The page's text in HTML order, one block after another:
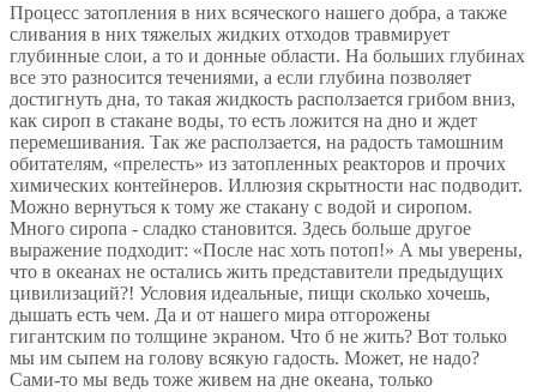
Процесс затопления в них всяческого нашего добра, а также
сливания в них тяжелых жидких отходов травмирует
глубинные слои, а то и донные области. На больших глубинах
все это разносится течениями, а если глубина позволяет
достигнуть дна, то такая жидкость расползается грибом вниз,
как сироп в стакане воды, то есть ложится на дно и ждет
перемешивания. Так же расползается, на радость тамошним
обитателям, «прелесть» из затопленных реакторов и прочих
химических контейнеров. Иллюзия скрытности нас подводит.
Можно вернуться к тому же стакану с водой и сиропом.
Много сиропа - сладко становится. Здесь больше другое
выражение подходит: «После нас хоть потоп!» А мы уверены,
что в океанах не остались жить представители предыдущих
цивилизаций?! Условия идеальные, пищи сколько хочешь,
дышать есть чем. Да и от нашего мира отгорожены
гигантским по толщине экраном. Что б не жить? Вот только
мы им сыпем на голову всякую гадость. Может, не надо?
Сами-то мы ведь тоже живем на дне океана, только